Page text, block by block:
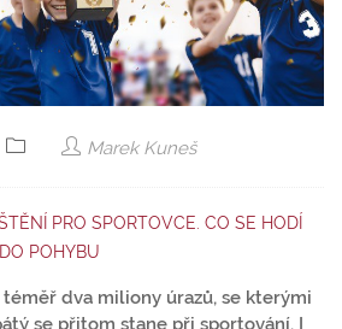
Marek Kuneš
PRO SPORTOVCE. CO SE HODÍ
POHYBU
téměř dva miliony úrazů, se kterými